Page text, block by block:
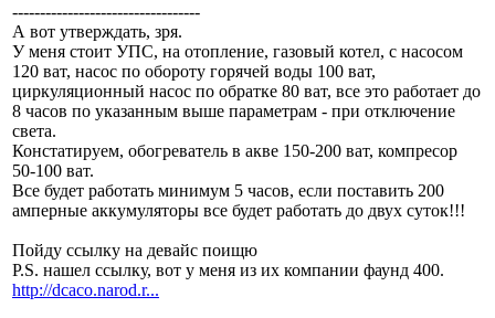
----------------------------------
А вот утверждать, зря.
У меня стоит УПС, на отопление, газовый котел, с насосом
120 ват, насос по обороту горячей воды 100 ват,
циркуляционный насос по обратке 80 ват, все это работает до
8 часов по указанным выше параметрам - при отключение
света.
Констатируем, обогреватель в акве 150-200 ват, компресор
50-100 ват.
Все будет работать минимум 5 часов, если поставить 200
амперные аккумуляторы все будет работать до двух суток!!!
Пойду ссылку на девайс поищю
P.S. нашел ссылку, вот у меня из их компании фаунд 400.
http://dcaco.narod.r...